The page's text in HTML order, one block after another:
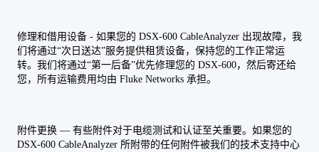
修理和借用设备 - 如果您的 DSX-600 CableAnalyzer 出现故障，我
们将通过“次日送达”服务提供租赁设备，保持您的工作正常运
转。我们将通过“第一后备”优先修理您的 DSX-600，然后寄还给
您，所有运输费用均由 Fluke Networks 承担。
附件更换 — 有些附件对于电缆测试和认证至关重要。如果您的
DSX-600 CableAnalyzer 所附带的任何附件被我们的技术支持中心